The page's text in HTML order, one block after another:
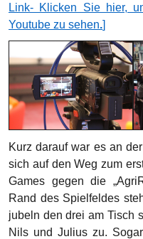
Link- Klicken Sie hier,
Youtube zu sehen.]
Kurz darauf war es an
sich auf den Weg zum
Games gegen die
Rand des Spielfeldes
jubeln den drei am Tisch
Nils und Julius zu.